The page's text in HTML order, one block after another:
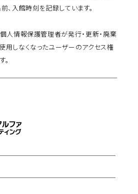
、入館時刻を記録しています。
人情報保護管理者が発行・更新・廃棄
用しなくなったユーザーのアクセス権